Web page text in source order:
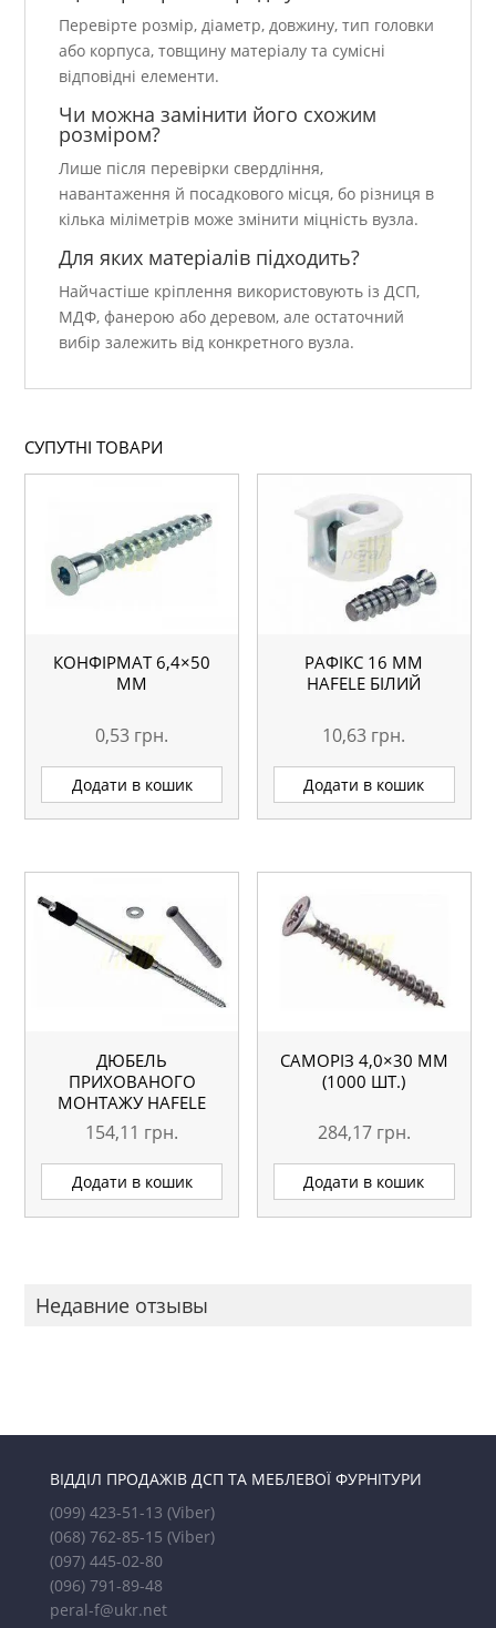
Перевірте розмір, діаметр, довжину, тип головки
або корпуса, товщину матеріалу та сумісні
відповідні елементи.
Чи можна замінити його схожим
розміром?
Лише після перевірки свердління,
навантаження й посадкового місця, бо різниця в
кілька міліметрів може змінити міцність вузла.
Для яких матеріалів підходить?
Найчастіше кріплення використовують із ДСП,
МДФ, фанерою або деревом, але остаточний
вибір залежить від конкретного вузла.
СУПУТНІ ТОВАРИ
КОНФІРМАТ 6,4×50
MM
0,53 грн.
Додати в кошик
РАФІКС 16 MM
HAFELE БІЛИЙ
10,63 грн.
Додати в кошик
ДЮБЕЛЬ
ПРИХОВАНОГО
МОНТАЖУ HAFELE
154,11 грн.
Додати в кошик
САМОРІЗ 4,0×30 ММ
(1000 ШТ.)
284,17 грн.
Додати в кошик
Недавние отзывы
ВІДДІЛ ПРОДАЖІВ ДСП ТА МЕБЛЕВОЇ ФУРНІТУРИ
(099) 423-51-13 (Viber)
(068) 762-85-15 (Viber)
(097) 445-02-80
(096) 791-89-48
peral-f@ukr.net